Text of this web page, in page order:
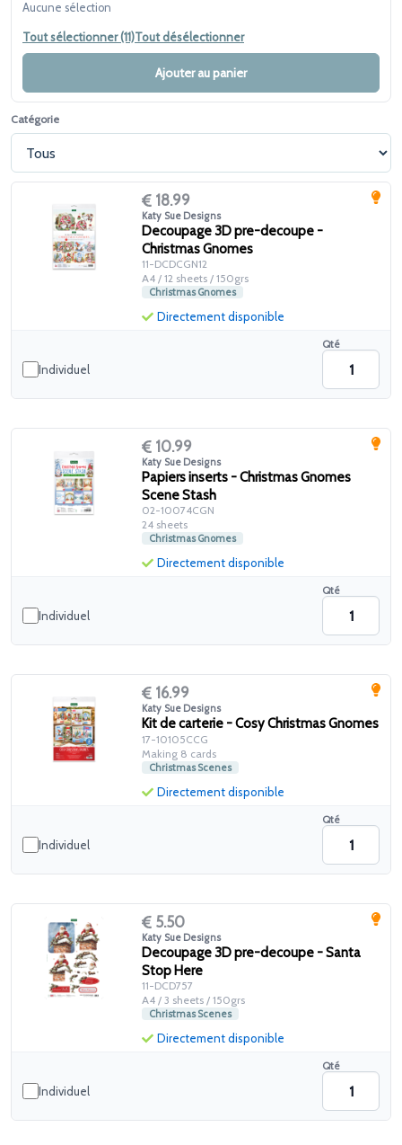
Aucune sélection
Tout sélectionner (11)Tout désélectionner
Ajouter au panier
Catégorie
18.99
Katy Sue Designs
Decoupage 3D pre-decoupe -
Christmas Gnomes
11-DCDCGN12
A4 / 12 sheets / 150grs
Christmas Gnomes
Individuel
Qté
Directement disponible
10.99
Katy Sue Designs
Papiers inserts - Christmas Gnomes
Scene Stash
02-10074CGN
24 sheets
Christmas Gnomes
Individuel
Qté
Directement disponible
16.99
Katy Sue Designs
Kit de carterie - Cosy Christmas Gnomes
17-10105CCG
Making 8 cards
Christmas Scenes
Individuel
Qté
Directement disponible
5.50
Katy Sue Designs
Decoupage 3D pre-decoupe - Santa
Stop Here
11-DCD757
A4 / 3 sheets / 150grs
Christmas Scenes
Individuel
Qté
Directement disponible